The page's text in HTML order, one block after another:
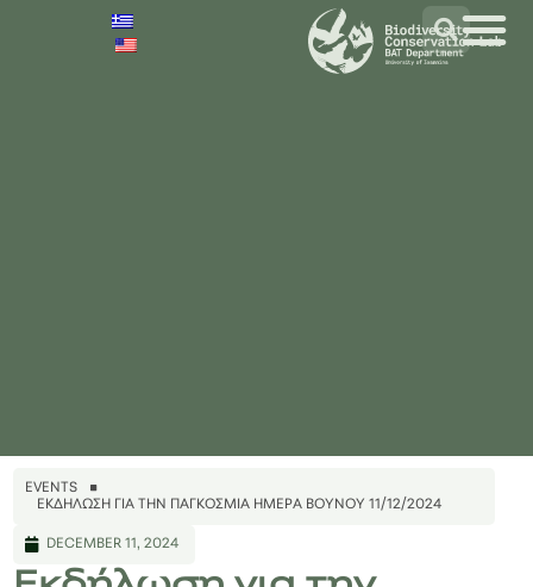
EVENTS
ΕΚΔΉΛΩΣΗ ΓΙΑ ΤΗΝ ΠΑΓΚΌΣΜΙΑ ΗΜΈΡΑ ΒΟΥΝΟΎ 11/12/2024
DECEMBER 11, 2024